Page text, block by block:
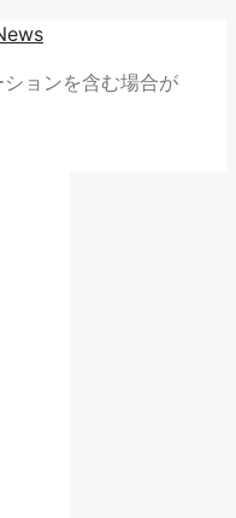
ョンを含む場合が